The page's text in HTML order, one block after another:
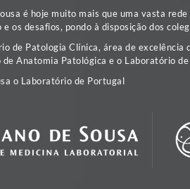
é hoje muito mais que uma vasta
os desafios, pondo à disposição dos
de Patologia Clínica, área de
Anatomia Patológica e o Laboratório
o Laboratório de Portugal